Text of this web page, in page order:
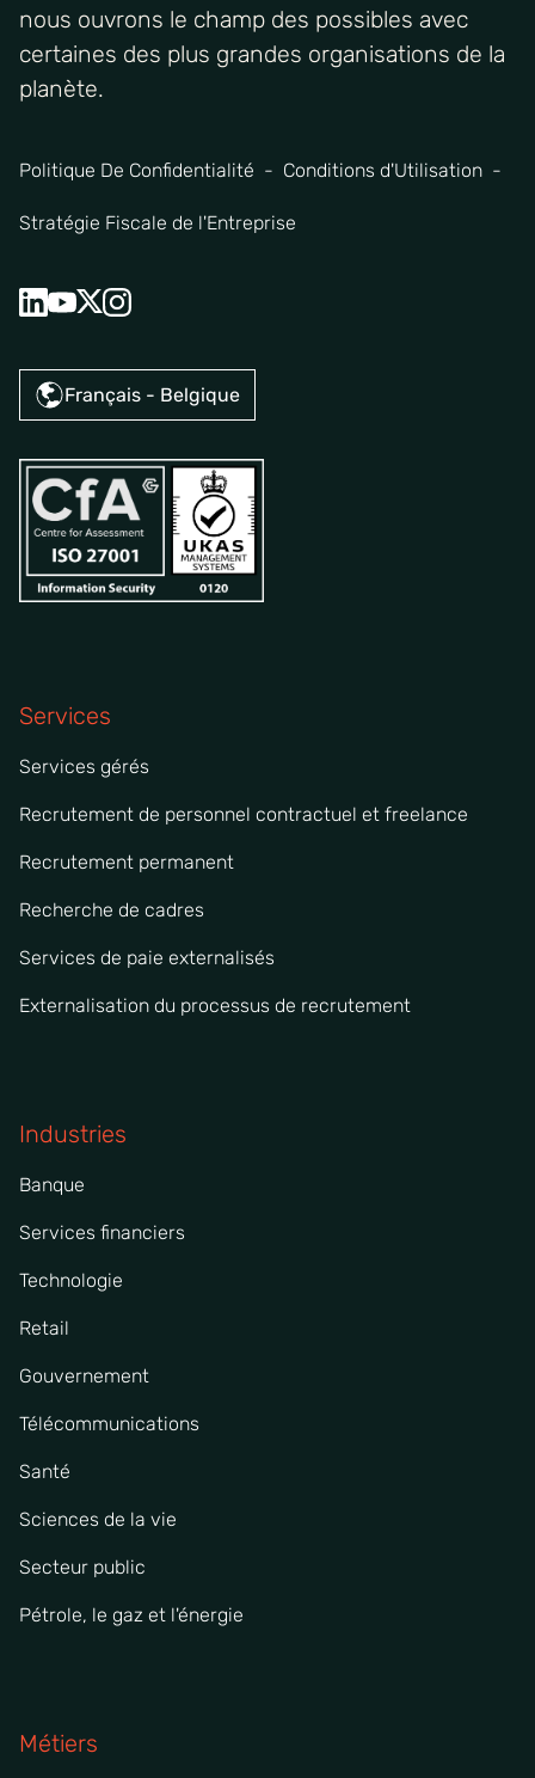
nous ouvrons le champ des possibles avec
certaines des plus grandes organisations de la
planète.
Politique De Confidentialité Conditions d'Utilisation
Stratégie Fiscale de l'Entreprise
Français - Belgique
Services
Services gérés
Recrutement de personnel contractuel et freelance
Recrutement permanent
Recherche de cadres
Services de paie externalisés
Externalisation du processus de recrutement
Industries
Banque
Services financiers
Technologie
Retail
Gouvernement
Télécommunications
Santé
Sciences de la vie
Secteur public
Pétrole, le gaz et l'énergie
Métiers